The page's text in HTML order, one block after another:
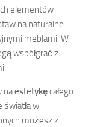
elementów
na naturalne
meblami. W
współgrać z
naestetykęcałego
światła w
możesz z